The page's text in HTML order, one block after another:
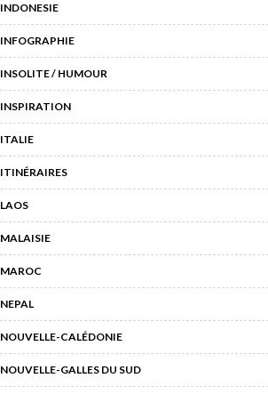
INDONESIE
INFOGRAPHIE
INSOLITE / HUMOUR
INSPIRATION
ITALIE
ITINÉRAIRES
LAOS
MALAISIE
MAROC
NEPAL
NOUVELLE-CALÉDONIE
NOUVELLE-GALLES DU SUD